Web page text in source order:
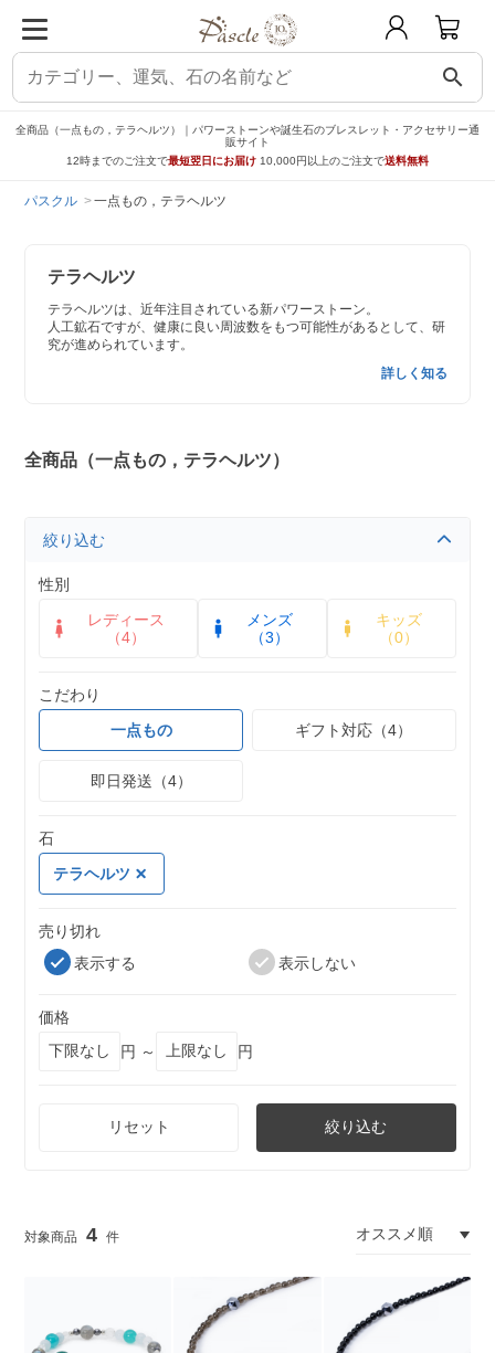
search
全商品（一点もの，テラヘルツ）｜パワーストーンや誕生石のブレスレット・アクセサリー通
販サイト
12時までのご注文で最短翌日にお届け 10,000円以上のご注文で送料無料
パスクル 一点もの，テラヘルツ
テラヘルツ
テラヘルツは、近年注目されている新パワーストーン。
人工鉱石ですが、健康に良い周波数をもつ可能性があるとして、研
究が進められています。
詳しく知る
全商品（一点もの，テラヘルツ）
絞り込む
性別
レディース
（4）
メンズ
（3）
キッズ
（0）
こだわり
一点もの
ギフト対応（4）
即日発送（4）
石
テラヘルツ
売り切れ
表示する
表示しない
価格
円 ～
円
リセット 絞り込む
4